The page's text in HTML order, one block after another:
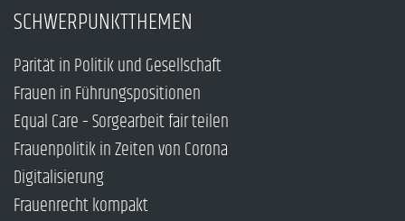
SCHWERPUNKTTHEMEN
Parität in Politik und Gesellschaft
Frauen in Führungspositionen
Equal Care – Sorgearbeit fair teilen
Frauenpolitik in Zeiten von Corona
Digitalisierung
Frauenrecht kompakt